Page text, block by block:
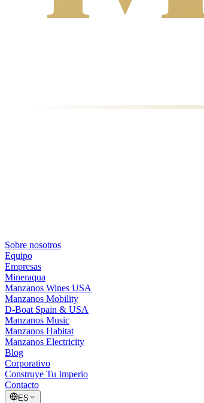
Sobre nosotros
Equipo
Empresas
Mineraqua
Manzanos Wines USA
Manzanos Mobility
D-Boat Spain & USA
Manzanos Music
Manzanos Habitat
Manzanos Electricity
Blog
Corporativo
Construye Tu Imperio
Contacto
ES